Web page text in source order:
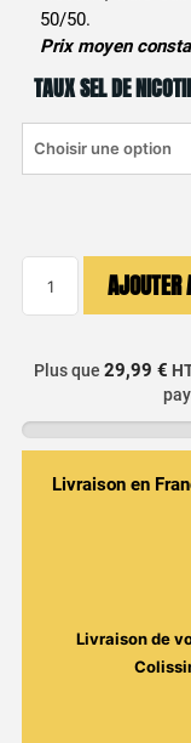
50/50.
Prix moyen
TAUX SEL DE
liquide
&
Litchi
AJOUTER
Plus que 29,99 €
Livraison en
Livraison de